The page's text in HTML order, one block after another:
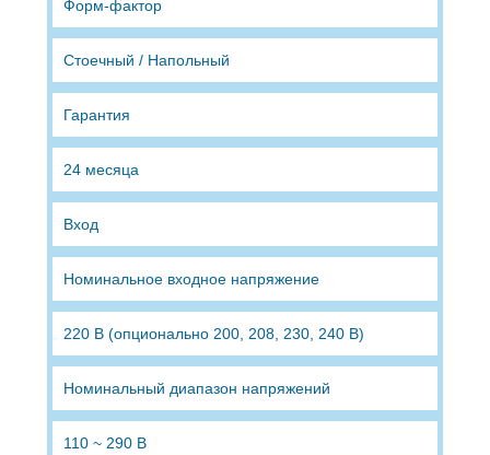
Форм-фактор
Стоечный / Напольный
Гарантия
24 месяца
Вход
Номинальное входное напряжение
220 В (опционально 200, 208, 230, 240 В)
Номинальный диапазон напряжений
110 ~ 290 В